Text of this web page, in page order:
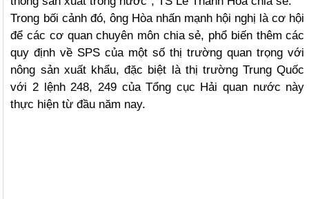
Trong bối cảnh đó, ông Hòa nhấn mạnh hội nghị là cơ hội
để các cơ quan chuyên môn chia sẻ, phổ biến thêm các
quy định về SPS của một số thị trường quan trọng với
nông sản xuất khẩu, đặc biệt là thị trường Trung Quốc
với 2 lệnh 248, 249 của Tổng cục Hải quan nước này
thực hiện từ đầu năm nay.